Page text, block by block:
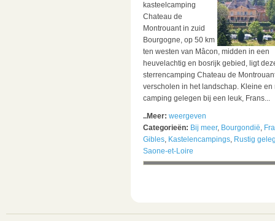
kasteelcamping
Chateau de
Montrouant in zuid
Bourgogne, op 50 km
ten westen van Mâcon, midden in een
heuvelachtig en bosrijk gebied, ligt
sterrencamping Chateau de
verscholen in het landschap. Kleine en
camping gelegen bij een leuk, Frans...
..Meer: weergeven
Categorieën: Bij meer, Bourgondië,
Gibles, Kastelencampings, Rustig
Saone-et-Loire